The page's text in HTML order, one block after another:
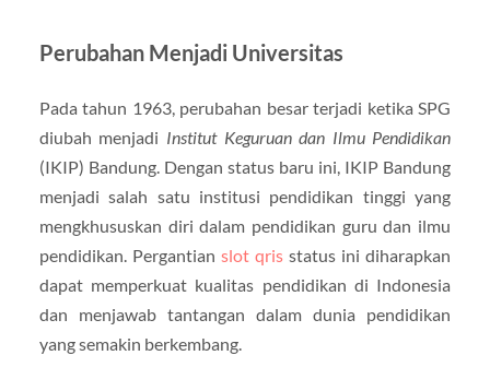
Perubahan Menjadi Universitas
Pada tahun 1963, perubahan besar terjadi ketika SPG
diubah menjadi Institut Keguruan dan Ilmu Pendidikan
(IKIP) Bandung. Dengan status baru ini, IKIP Bandung
menjadi salah satu institusi pendidikan tinggi yang
mengkhususkan diri dalam pendidikan guru dan ilmu
pendidikan. Pergantian slot qris status ini diharapkan
dapat memperkuat kualitas pendidikan di Indonesia
dan menjawab tantangan dalam dunia pendidikan
yang semakin berkembang.